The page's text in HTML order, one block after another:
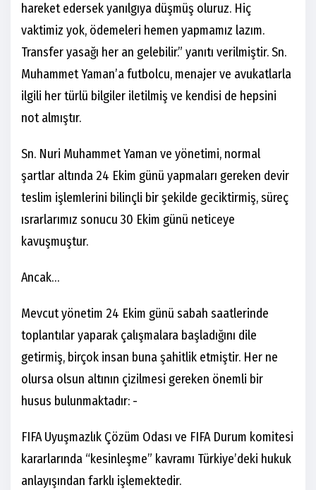
hareket edersek yanılgıya düşmüş oluruz. Hiç
vaktimiz yok, ödemeleri hemen yapmamız lazım.
Transfer yasağı her an gelebilir.” yanıtı verilmiştir. Sn.
Muhammet Yaman’a futbolcu, menajer ve avukatlarla
ilgili her türlü bilgiler iletilmiş ve kendisi de hepsini
not almıştır.
Sn. Nuri Muhammet Yaman ve yönetimi, normal
şartlar altında 24 Ekim günü yapmaları gereken devir
teslim işlemlerini bilinçli bir şekilde geciktirmiş, süreç
ısrarlarımız sonucu 30 Ekim günü neticeye
kavuşmuştur.
Ancak…
Mevcut yönetim 24 Ekim günü sabah saatlerinde
toplantılar yaparak çalışmalara başladığını dile
getirmiş, birçok insan buna şahitlik etmiştir. Her ne
olursa olsun altının çizilmesi gereken önemli bir
husus bulunmaktadır: -
FIFA Uyuşmazlık Çözüm Odası ve FIFA Durum komitesi
kararlarında “kesinleşme” kavramı Türkiye’deki hukuk
anlayışından farklı işlemektedir.